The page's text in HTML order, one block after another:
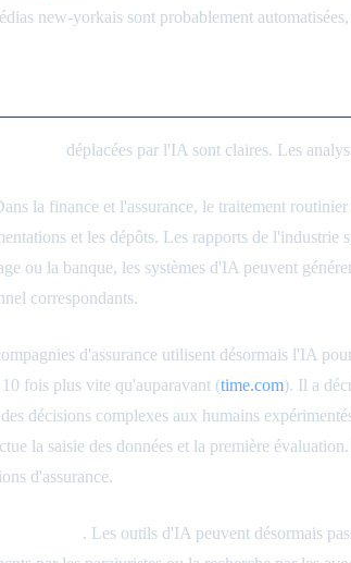
new-yorkais sont probablement
déplacées par l'IA sont claires. Les
la finance et l'assurance, le traitement
et les dépôts. Les rapports de l'industrie
ou la banque, les systèmes d'IA peuvent
correspondants.
d'assurance utilisent désormais l'IA
fois plus vite qu'auparavant (time.com). Il a
décisions complexes aux humains
la saisie des données et la première
d'assurance.
. Les outils d'IA peuvent désormais